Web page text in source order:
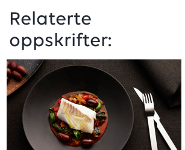
Relaterte
oppskrifter: